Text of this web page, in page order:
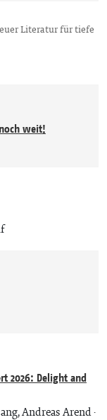
Literatur für tiefe
weit!
2026: Delight and
Andreas Arend ·